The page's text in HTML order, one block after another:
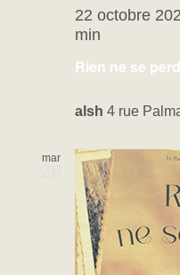
Rien ne se perd
22 octobre
min
alsh 4 rue
mar